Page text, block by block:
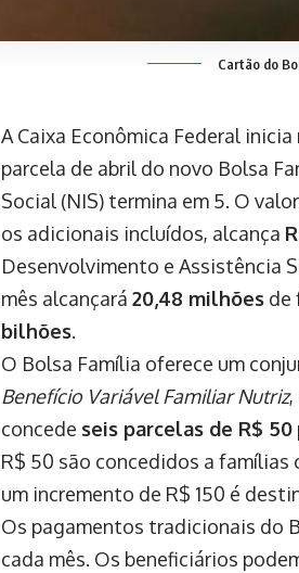
Cartão do
A Caixa Econômica Federal
parcela de abril do novo Bolsa
Social (NIS) termina em 5. O
os adicionais incluídos, alcança
Desenvolvimento e Assistência
mês alcançará 20,48 milhões de
bilhões.
O Bolsa Família oferece um
Benefício Variável Familiar Nutriz,
concede seis parcelas de R$ 50
R$ 50 são concedidos a famílias
um incremento de R$ 150 é
Os pagamentos tradicionais do
cada mês. Os beneficiários